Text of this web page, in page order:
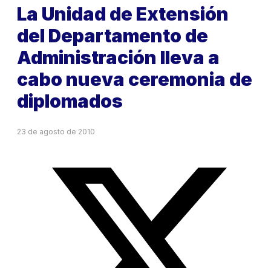
La Unidad de Extensión
del Departamento de
Administración lleva a
cabo nueva ceremonia de
diplomados
23 de agosto de 2010